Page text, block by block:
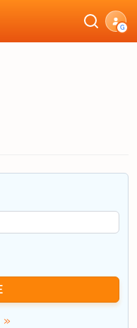
G